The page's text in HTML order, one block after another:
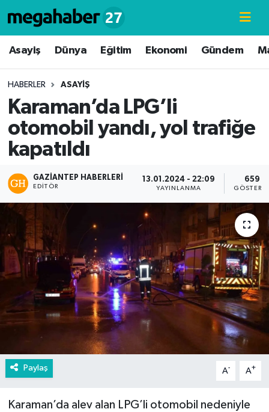
Asayiş Dünya Eğitim Ekonomi Gündem
HABERLER ASAYIŞ
Karaman’da LPG’li
otomobil yandı, yol trafiğe
kapatıldı
GAZIANTEP HABERLERI
EDITÖR
13.01.2024 - 22:09
YAYINLANMA
659
Paylaş A- A+
Karaman’da alev alan LPG’li otomobil nedeniyle
Hava Durumu
Süper Lig Puan Durumu ve Fikstür
Tüm Manşetler